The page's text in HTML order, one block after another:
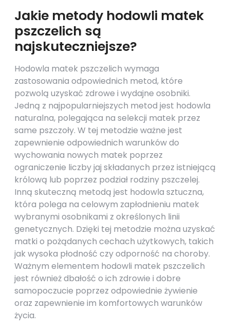
Jakie metody hodowli matek
pszczelich są
najskuteczniejsze?
Hodowla matek pszczelich wymaga
zastosowania odpowiednich metod, które
pozwolą uzyskać zdrowe i wydajne osobniki.
Jedną z najpopularniejszych metod jest hodowla
naturalna, polegająca na selekcji matek przez
same pszczoły. W tej metodzie ważne jest
zapewnienie odpowiednich warunków do
wychowania nowych matek poprzez
ograniczenie liczby jaj składanych przez istniejącą
królową lub poprzez podział rodziny pszczelej.
Inną skuteczną metodą jest hodowla sztuczna,
która polega na celowym zapłodnieniu matek
wybranymi osobnikami z określonych linii
genetycznych. Dzięki tej metodzie można uzyskać
matki o pożądanych cechach użytkowych, takich
jak wysoka płodność czy odporność na choroby.
Ważnym elementem hodowli matek pszczelich
jest również dbałość o ich zdrowie i dobre
samopoczucie poprzez odpowiednie żywienie
oraz zapewnienie im komfortowych warunków
życia.